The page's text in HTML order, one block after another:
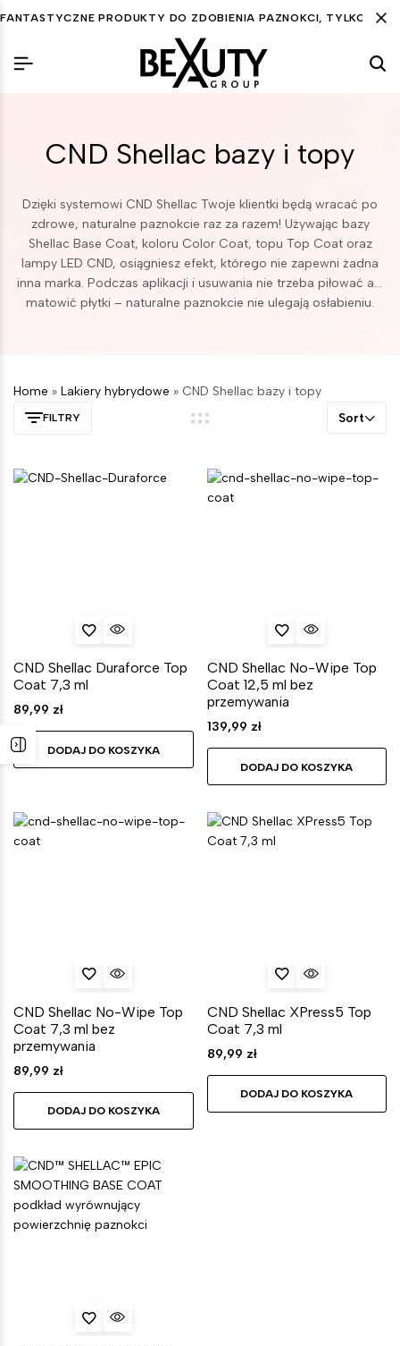
FANTASTYCZNE PRODUKTY DO ZDOBIENIA PAZNOKCI, TYLKO DLA
CND Shellac bazy i topy
Dzięki systemowi CND Shellac Twoje klientki będą wracać po
zdrowe, naturalne paznokcie raz za razem! Używając bazy
Shellac Base Coat, koloru Color Coat, topu Top Coat oraz
lampy LED CND, osiągniesz efekt, którego nie zapewni żadna
inna marka. Podczas aplikacji i usuwania nie trzeba piłować ani
matowić płytki – naturalne paznokcie nie ulegają osłabieniu.
Home » Lakiery hybrydowe » CND Shellac bazy i topy
FILTRY Sort
CND Shellac Duraforce Top
Coat 7,3 ml
89,99 zł
DODAJ DO KOSZYKA
CND Shellac No-Wipe Top
Coat 12,5 ml bez
przemywania
139,99 zł
DODAJ DO KOSZYKA
CND Shellac No-Wipe Top
Coat 7,3 ml bez
przemywania
89,99 zł
DODAJ DO KOSZYKA
CND Shellac XPress5 Top
Coat 7,3 ml
89,99 zł
DODAJ DO KOSZYKA